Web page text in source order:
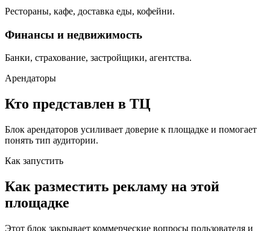
Рестораны, кафе, доставка еды, кофейни.
Финансы и недвижимость
Банки, страхование, застройщики, агентства.
Арендаторы
Кто представлен в ТЦ
Блок арендаторов усиливает доверие к площадке и помогает
понять тип аудитории.
Как запустить
Как разместить рекламу на этой
площадке
Этот блок закрывает коммерческие вопросы пользователя и